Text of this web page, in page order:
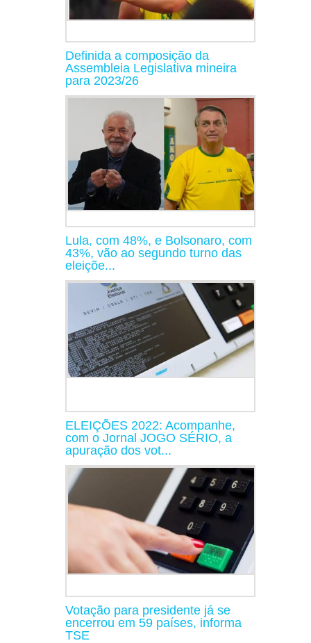
Definida a composição da
Assembleia Legislativa mineira
para 2023/26
Lula, com 48%, e Bolsonaro, com
43%, vão ao segundo turno das
eleiçõe...
ELEIÇÕES 2022: Acompanhe,
com o Jornal JOGO SÉRIO, a
apuração dos vot...
Votação para presidente já se
encerrou em 59 países, informa
TSE